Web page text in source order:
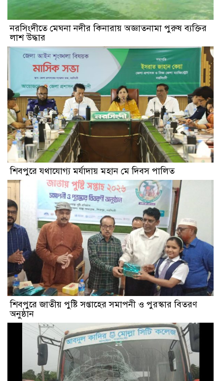
নরসিংদীতে মেঘনা নদীর কিনারায় অজ্ঞাতনামা পুরুষ ব্যক্তির
লাশ উদ্ধার
শিবপুরে যথাযোগ্য মর্যাদায় মহান মে দিবস পালিত
শিবপুরে জাতীয় পুষ্টি সপ্তাহের সমাপনী ও পুরস্কার বিতরণ
অনুষ্ঠান